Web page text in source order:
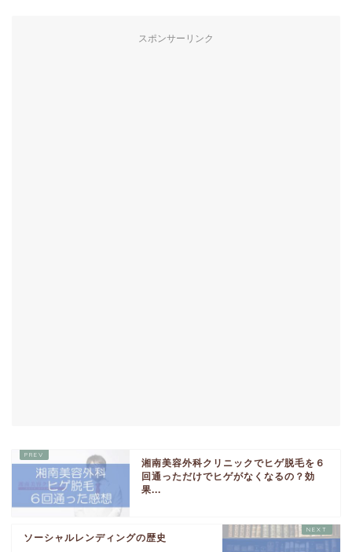
スポンサーリンク
湘南美容外科クリニックでヒゲ脱毛を６
回通っただけでヒゲがなくなるの？効
果...
ソーシャルレンディングの歴史